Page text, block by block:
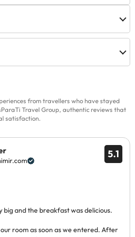
from travellers who have stayed
Travel Group, authentic reviews that
satisfaction.
5.1
big and the breakfast was delicious.
room as soon as we entered. After